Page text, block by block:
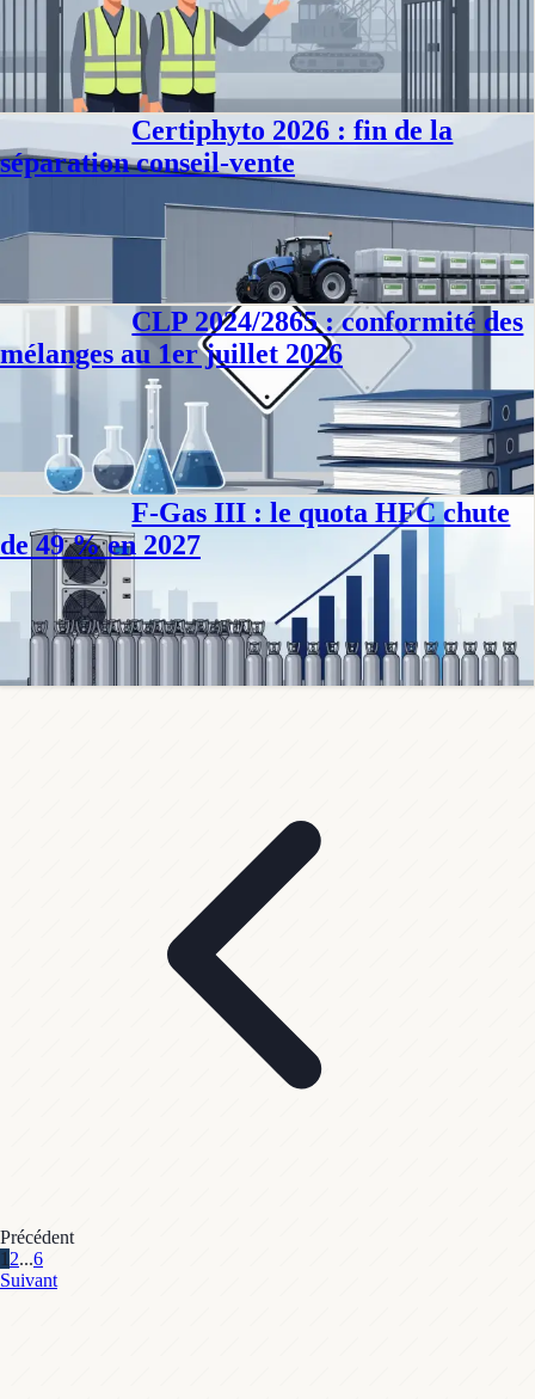
Co-activité sur site : inspection commune préalable, seuil des 400
heures et partage des responsabilités entre entreprise utilisatrice et
extérieures.
Philippe D.·7 juil. 2026·9 min
Certiphyto 2026 : fin de la
séparation conseil-vente
Depuis le 1er janvier 2026, la séparation conseil-vente des phytos
disparaît et le Certiphyto se renouvelle sans conseil stratégique
CLP 2024/2865 : conformité des
mélanges au 1er juillet 2026
Au 1er juillet 2026, le groupe 1 du règlement CLP 2024/2865 entre en
application. Classes ED, PBT, PMT et étiquetage des mélanges : ce
qu'il faut faire.
Philippe D. 1 juil. 2026·8 min
F-Gas III : le quota HFC chute
de 49 % en 2027
En 2027, le quota HFC européen tombe à -49 % de la référence 2009-
2012. Redevance de 3 € par tonne CO2eq, prix en hausse, frigoristes
sous tension.
Philippe D.
26 juin 2026
Précédent
1 2...6
Suivant